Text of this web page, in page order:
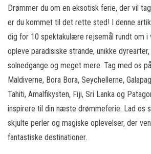
Drømmer du om en eksotisk ferie, der vil
er du kommet til det rette sted! I denne
dig for 10 spektakulære rejsemål rundt om i
opleve paradisiske strande, unikke
solnedgange og meget mere. Tag med os
Maldiverne, Bora Bora, Seychellerne,
Tahiti, Amalfikysten, Fiji, Sri Lanka og
inspirere til din næste drømmeferie. Lad os
skjulte perler og magiske oplevelser, der
fantastiske destinationer.